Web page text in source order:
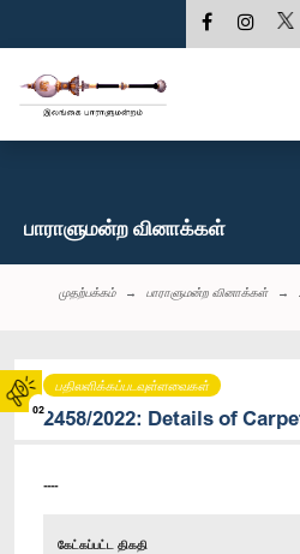
02
பாராளுமன்ற வினாக்கள்
முதற்பக்கம் பாராளுமன்ற வினாக்கள்
பதிலளிக்கப்படவுள்ளவைகள்
2458/2022: Details of
----
கேட்கப்பட்ட திகதி